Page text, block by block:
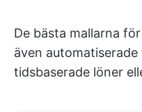
De bästa mallarna
även
tidsbaserade löner